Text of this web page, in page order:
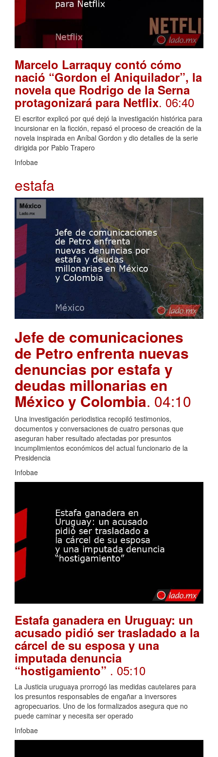
Marcelo Larraquy contó cómo
nació “Gordon el Aniquilador”, la
novela que Rodrigo de la Serna
protagonizará para Netflix. 06:40
El escritor explicó por qué dejó la investigación histórica para
incursionar en la ficción, repasó el proceso de creación de la
novela inspirada en Aníbal Gordon y dio detalles de la serie
dirigida por Pablo Trapero
Infobae
estafa
Jefe de comunicaciones
de Petro enfrenta nuevas
denuncias por estafa y
deudas millonarias en
México y Colombia. 04:10
Una investigación periodistica recopiló testimonios,
documentos y conversaciones de cuatro personas que
aseguran haber resultado afectadas por presuntos
incumplimientos económicos del actual funcionario de la
Presidencia
Infobae
Estafa ganadera en Uruguay: un
acusado pidió ser trasladado a la
cárcel de su esposa y una
imputada denuncia
“hostigamiento” . 05:10
La Justicia uruguaya prorrogó las medidas cautelares para
los presuntos responsables de engañar a inversores
agropecuarios. Uno de los formalizados asegura que no
puede caminar y necesita ser operado
Infobae